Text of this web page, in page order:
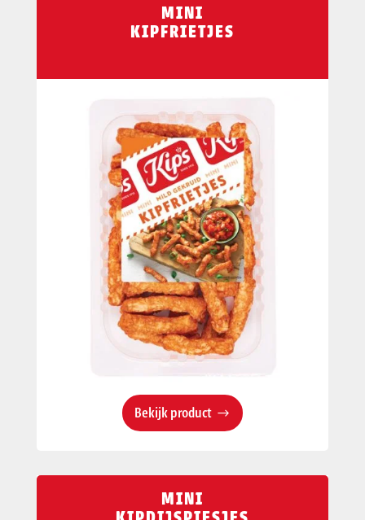
MINI
KIPFRIETJES
Bekijk product
MINI